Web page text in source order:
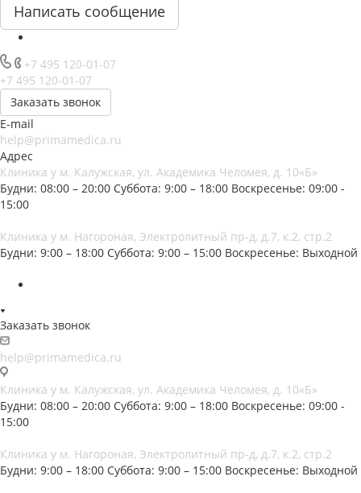
Написать сообщение
+7 495 120-01-07
+7 495 120-01-07
Заказать звонок
E-mail
help@primamedica.ru
Адрес
Клиника у м. Калужская, ул. Академика Челомея, д. 10«Б»
Будни: 08:00 – 20:00 Суббота: 9:00 – 18:00 Воскресенье: 09:00 -
15:00
Клиника у м. Нагороная, Электролитный пр-д, д.7, к.2, стр.2
Будни: 9:00 – 18:00 Суббота: 9:00 – 15:00 Воскресенье: Выходной
Заказать звонок
help@primamedica.ru
Клиника у м. Калужская, ул. Академика Челомея, д. 10«Б»
Будни: 08:00 – 20:00 Суббота: 9:00 – 18:00 Воскресенье: 09:00 -
15:00
Клиника у м. Нагороная, Электролитный пр-д, д.7, к.2, стр.2
Будни: 9:00 – 18:00 Суббота: 9:00 – 15:00 Воскресенье: Выходной